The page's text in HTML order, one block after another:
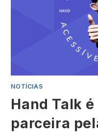
NOTÍCIAS
Hand Talk
parceira